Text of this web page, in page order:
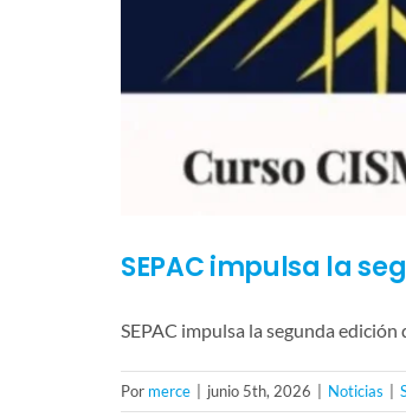
SEPAC impulsa la
SEPAC impulsa la segunda
Por merce junio 5th, 2026 Noticias